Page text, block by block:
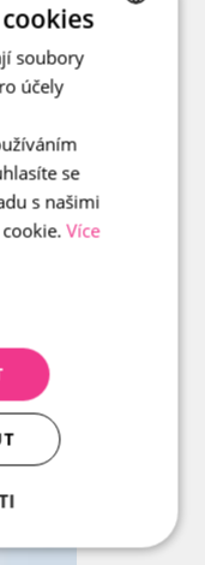
CZECH
soubory
účely
se
s našimi
Více
Marketing